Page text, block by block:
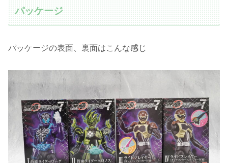
パッケージ
パッケージの表面、裏面はこんな感じ